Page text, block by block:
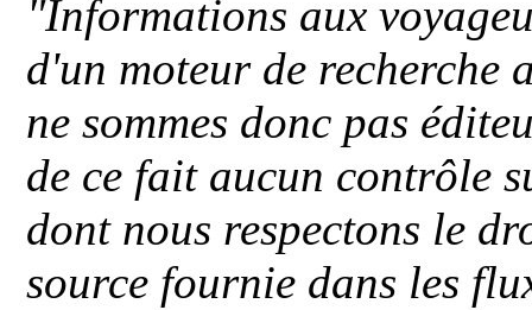
"Informations aux
d'un moteur de recherche
ne sommes donc pas
de ce fait aucun contrôle
dont nous respectons le
source fournie dans les